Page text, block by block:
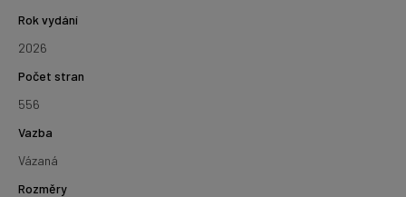
Rok vydání
2026
Počet stran
556
Vazba
Vázaná
Rozměry